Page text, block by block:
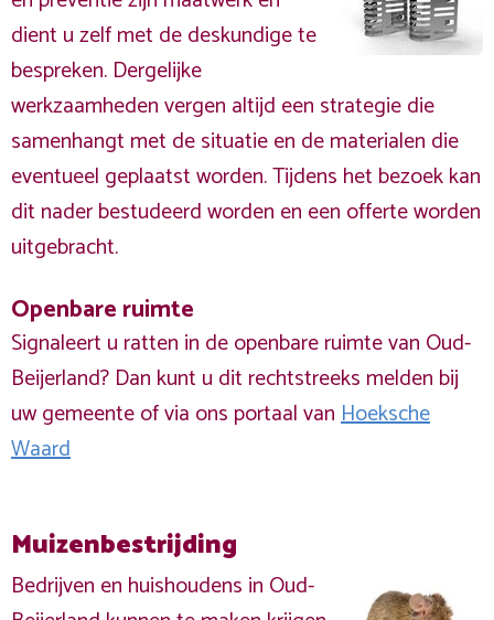
dient u zelf met de deskundige te
bespreken. Dergelijke
werkzaamheden vergen altijd een strategie die
samenhangt met de situatie en de materialen die
eventueel geplaatst worden. Tijdens het bezoek kan
dit nader bestudeerd worden en een offerte worden
uitgebracht.
Openbare ruimte
Signaleert u ratten in de openbare ruimte van Oud-
Beijerland? Dan kunt u dit rechtstreeks melden bij
uw gemeente of via ons portaal vanHoeksche
Waard
Muizenbestrijding
Bedrijven en huishoudens in Oud-